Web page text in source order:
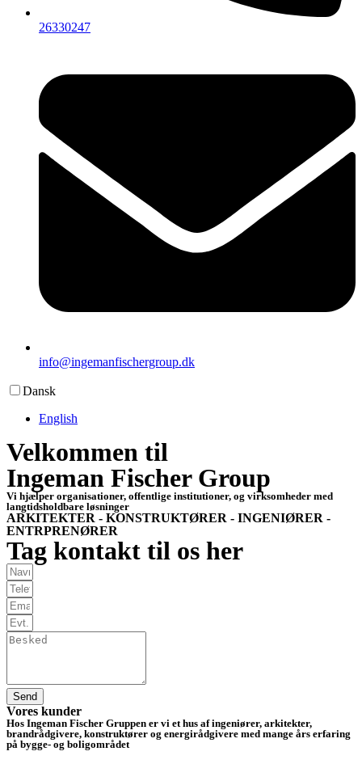
26330247
info@ingemanfischergroup.dk
Dansk
English
Velkommen til
Ingeman Fischer Group
Vi hjælper organisationer, offentlige institutioner, og virksomheder med
langtidsholdbare løsninger
ARKITEKTER - KONSTRUKTØRER - INGENIØRER -
ENTRPRENØRER
Tag kontakt til os her
Send
Vores kunder
Hos Ingeman Fischer Gruppen er vi et hus af ingeniører, arkitekter,
brandrådgivere, konstruktører og energirådgivere med mange års erfaring
på bygge- og boligområdet